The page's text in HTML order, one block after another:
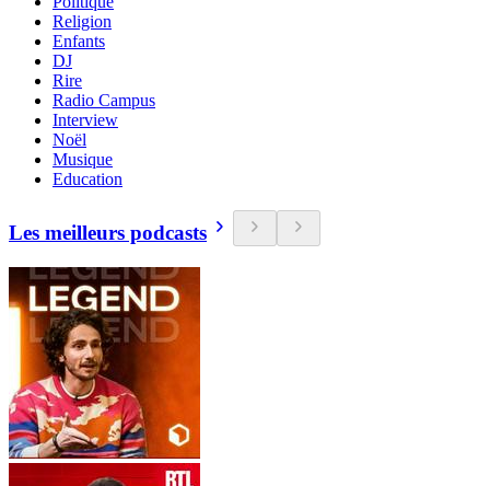
Religion
Enfants
DJ
Rire
Radio Campus
Interview
Noël
Musique
Education
Les meilleurs podcasts